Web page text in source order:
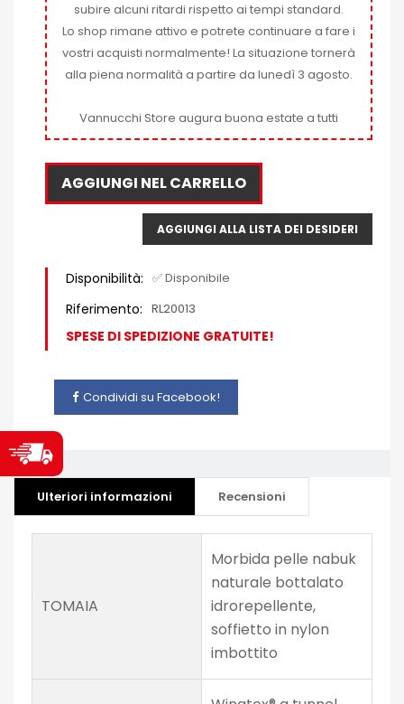
subire alcuni ritardi rispetto ai tempi standard.
Lo shop rimane attivo e potrete continuare a fare i
vostri acquisti normalmente! La situazione tornerà
alla piena normalità a partire da lunedì 3 agosto.
Vannucchi Store augura buona estate a tutti
AGGIUNGI NEL CARRELLO
AGGIUNGI ALLA LISTA DEI DESIDERI
Disponibilità: ✅ Disponibile
Riferimento: RL20013
SPESE DI SPEDIZIONE GRATUITE!
Condividi su Facebook!
Ulteriori informazioni Recensioni
TOMAIA
Morbida pelle nabuk
naturale bottalato
idrorepellente,
soffietto in nylon
imbottito